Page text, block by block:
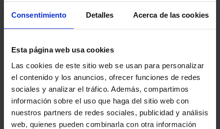
Consentimiento Detalles Acerca de las cookies
Esta página web usa cookies
Las cookies de este sitio web se usan para personalizar
el contenido y los anuncios, ofrecer funciones de redes
sociales y analizar el tráfico. Además, compartimos
información sobre el uso que haga del sitio web con
nuestros partners de redes sociales, publicidad y análisis
web, quienes pueden combinarla con otra información
101,60 €
ECKSCHUTZ TYP A+
60,70 €